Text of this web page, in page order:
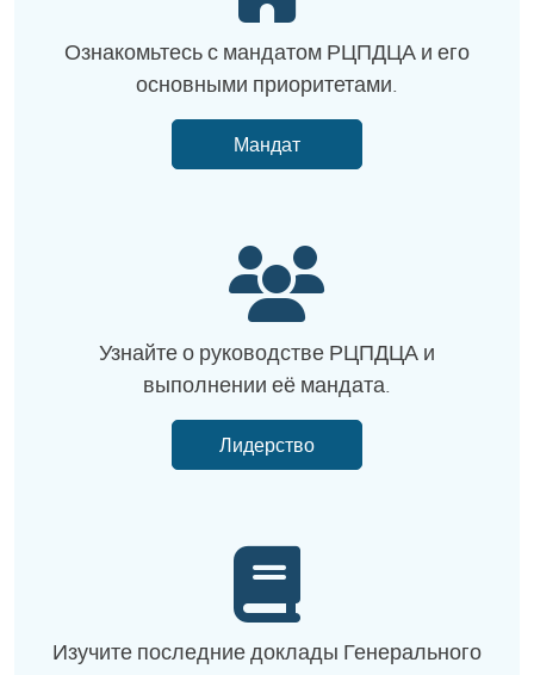
Ознакомьтесь с мандатом РЦПДЦА и его
основными приоритетами.
Мандат
Узнайте о руководстве РЦПДЦА и
выполнении её мандата.
Лидерство
Изучите последние доклады Генерального